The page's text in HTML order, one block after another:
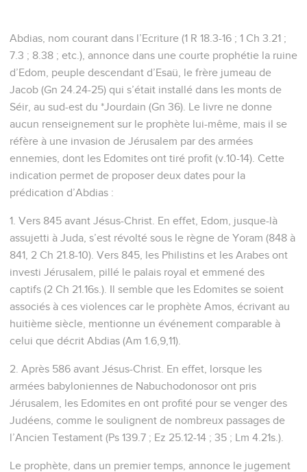
Abdias, nom courant dans l’Ecriture (1 R 18.3-16 ; 1 Ch 3.21 ;
7.3 ; 8.38 ; etc.), annonce dans une courte prophétie la ruine
d’Edom, peuple descendant d’Esaü, le frère jumeau de
Jacob (Gn 24.24-25) qui s’était installé dans les monts de
Séir, au sud-est du *Jourdain (Gn 36). Le livre ne donne
aucun renseignement sur le prophète lui-même, mais il se
réfère à une invasion de Jérusalem par des armées
ennemies, dont les Edomites ont tiré profit (v.10-14). Cette
indication permet de proposer deux dates pour la
prédication d’Abdias :
1. Vers 845 avant Jésus-Christ. En effet, Edom, jusque-là
assujetti à Juda, s’est révolté sous le règne de Yoram (848 à
841, 2 Ch 21.8-10). Vers 845, les Philistins et les Arabes ont
investi Jérusalem, pillé le palais royal et emmené des
captifs (2 Ch 21.16s.). Il semble que les Edomites se soient
associés à ces violences car le prophète Amos, écrivant au
huitième siècle, mentionne un événement comparable à
celui que décrit Abdias (Am 1.6,9,11).
2. Après 586 avant Jésus-Christ. En effet, lorsque les
armées babyloniennes de Nabuchodonosor ont pris
Jérusalem, les Edomites en ont profité pour se venger des
Judéens, comme le soulignent de nombreux passages de
l’Ancien Testament (Ps 139.7 ; Ez 25.12-14 ; 35 ; Lm 4.21s.).
Le prophète, dans un premier temps, annonce le jugement